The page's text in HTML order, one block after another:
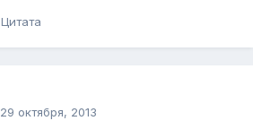
Цитата
29 октября, 2013